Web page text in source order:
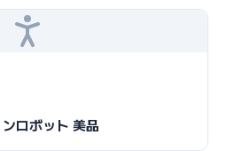
ロボット 美品